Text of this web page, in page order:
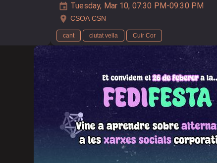
Tuesday, Mar 10, 07:30 PM-09:30 PM
CSOA CSN
cant ciutat vella Cuir Cor